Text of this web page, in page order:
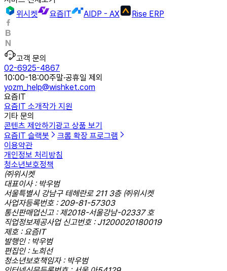
위시켓
요즘IT AIDP - AX Rise ERP
고객 문의
02-6925-4867
10:00-18:00주말·공휴일 제외
yozm_help@wishket.com
요즘IT
요즘IT 소개작가 지원
기타 문의
콘텐츠 제안하기 광고 상품 보기
요즘IT 슬랙봇
크롬 확장 프로그램
이용약관
개인정보 처리방침
청소년보호정책
㈜위시켓
대표이사 : 박우범
서울특별시 강남구 테헤란로 211 3층 ㈜위시켓
사업자등록번호 : 209-81-57303
통신판매업신고 : 제2018-서울강남-02337 호
직업정보제공사업 신고번호 : J1200020180019
제호 : 요즘IT
발행인 : 박우범
편집인 : 노희선
청소년보호책임자 : 박우범